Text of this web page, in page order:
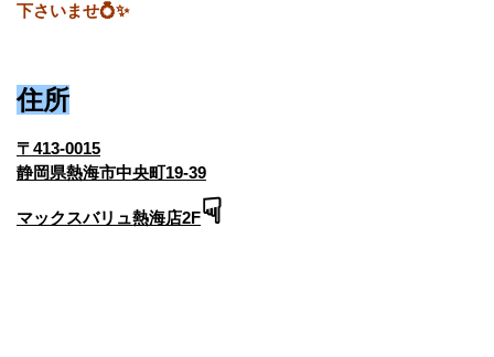
下さいませ💍✨
住所
〒413-0015
静岡県熱海市中央町19-39
マックスバリュ熱海店2F☟